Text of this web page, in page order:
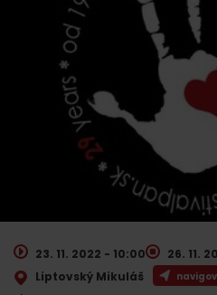
23. 11. 2022 - 10:00
26. 11.
Liptovský Mikuláš